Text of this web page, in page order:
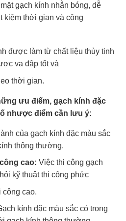
gạch kính nhẵn bóng, dễ
kiệm thời gian và công
được làm từ chất liệu thủy tinh
va đập tốt và
thời gian.
ưu điểm, gạch kính đặc
nhược điểm cần lưu ý:
của gạch kính đặc màu sắc
thông thường.
cao: Việc thi công gạch
kỹ thuật thi công phức
công cao.
kính đặc màu sắc có trọng